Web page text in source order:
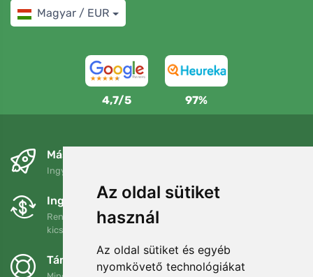
Az oldal sütiket
használ
Az oldal sütiket és egyéb
nyomkövető technológiákat
Magyar / EUR
4,7/5 97%
Másnapra és ingyenesen
Ingyenes szállítás a következő összeg felett: 80 EUR
Ingyenes csere és visszaküldés
Rendelését 90 napon belül bármikor visszaküldheti vagy
kicserélheti.
Támogatjuk a Trees.org-ot